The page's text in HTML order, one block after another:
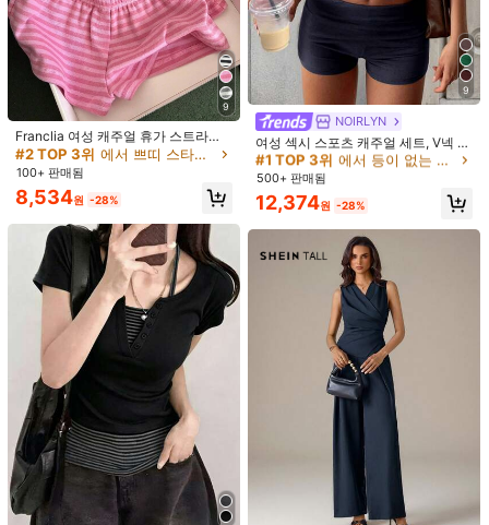
4(S) 6(M) 8/10(L) 12(XL)
사이즈 안내
90%정사이즈로 느꼈습니다
고객님의 사이즈가 아닌가요? 말해주세요
배송지 South Korea
무료 배송
무료 반품
안전한 결제 · 개인정보 보호
SHEIN에서 판매됨
4.80 (10)
작은
10%
정사이즈
좋은 원단 소재(1) (1) 부드러움 (1)
9
Franclia 여성 캐주얼 휴가 스트라이
프 캐미솔 탑 및 반바지 2피스 세트
#2 TOP 3위 에서 쁘띠 스타일 좌표 일치
100+ 판매됨
8,534원 -28%
9
NOIRLYN
여성 섹시 스포츠 캐주얼 세트, V넥 상
의와 타이트 반바지 포함, 달리기, 피
트니스 및 기타 여름 우아한 행사에 적
#1 TOP 3위 에서 등이 없는 여성 투피스 의상
거의 매진! 60+ 명 "좋아함"
#1 TOP 3위 에서 등이 없는 여성 투피스 의상
거의 매진! 60+ 명 "좋아함"
#1 TOP 3위 에서 등이 없는 여성 투피스 의상
거의 매진! 60+ 명 "좋아함"
#1 TOP 3위
거의 매진! 60+ 명 "좋아함"
500+ 판매됨
12,374원 -28%